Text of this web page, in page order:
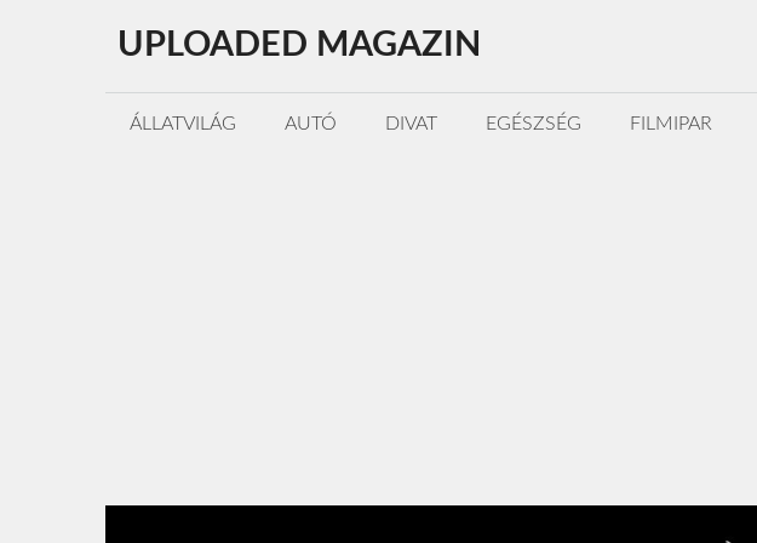
tartalomba
UPLOADED MAGAZIN
ÁLLATVILÁG AUTÓ DIVAT EGÉSZSÉG FILMIPAR